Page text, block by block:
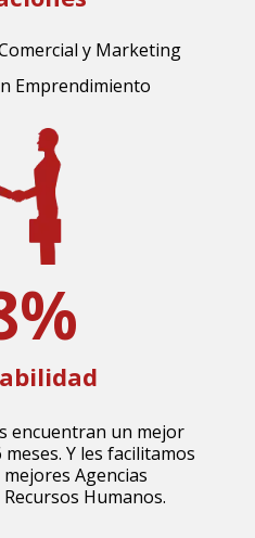
y Marketing
Emprendimiento
%
encuentran un mejor
Y les facilitamos
Agencias
Humanos.